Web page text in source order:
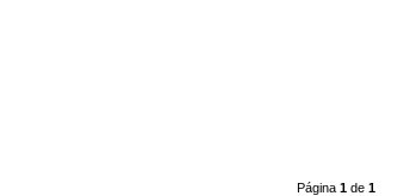
Página 1de 1